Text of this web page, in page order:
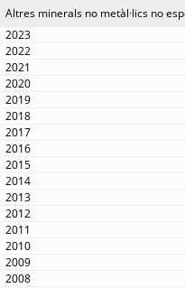
Altres minerals no metàl·lics no